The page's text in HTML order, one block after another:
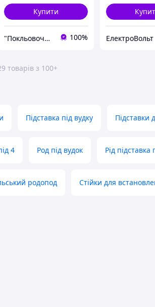
Купити
"Покльовочка" - магазин товарів для риболовлі 100% ЕлектроВольт
товарів з 100+
Підставка під вудку Підставки
4 Род під вудок Рід підставка
родопод Стійки для